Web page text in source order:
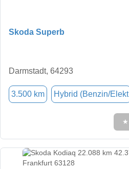
Skoda Superb
Darmstadt, 64293
3.500 km Hybrid (Benzin/Elekt
★